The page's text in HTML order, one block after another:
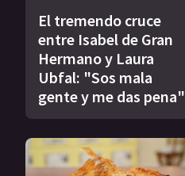
El tremendo cruce
entre Isabel de Gran
Hermano y Laura
Ubfal: "Sos mala
gente y me das pena"